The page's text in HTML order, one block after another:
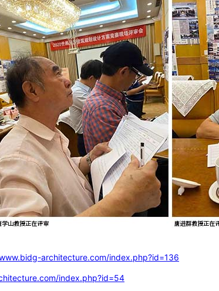
architecture.com/index.php?id=136
index.php?id=54